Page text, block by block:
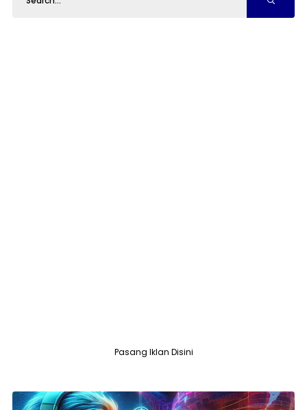
Pasang Iklan Disini